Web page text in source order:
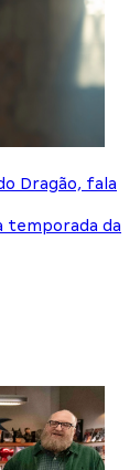
Dragão, fala
temporada da